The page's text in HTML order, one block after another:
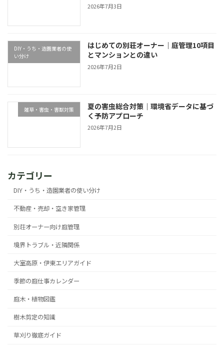
2026年7月3日
DIY・うち・造園業者の使
い分け
はじめての別荘オーナー｜庭管理10項目
とマンションとの違い
2026年7月2日
雑草・害虫・害獣対策
夏の害虫総合対策｜環境省データに基づ
く予防アプローチ
2026年7月2日
カテゴリー
DIY・うち・造園業者の使い分け
不動産・売却・空き家管理
別荘オーナー向け庭管理
境界トラブル・近隣関係
大室高原・伊東エリアガイド
季節の庭仕事カレンダー
庭木・植物図鑑
樹木剪定の知識
草刈り徹底ガイド